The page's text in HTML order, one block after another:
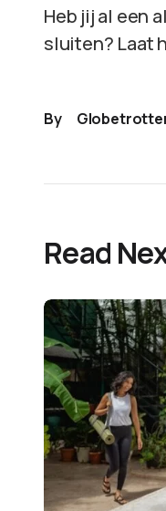
Heb jij al een
sluiten? Laat
By
Read